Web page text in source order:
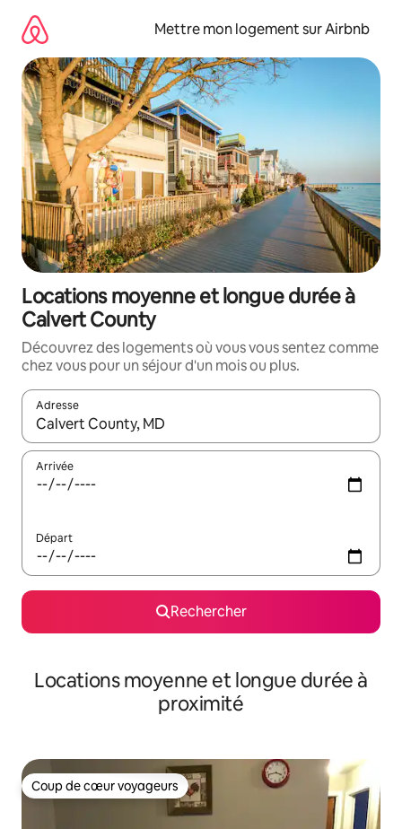
directement
contenu
Mettre mon logement sur Airbnb
Locations moyenne et longue durée à
Calvert County
Découvrez des logements où vous vous sentez comme
chez vous pour un séjour d'un mois ou plus.
Adresse
Lorsque les résultats s'affichent, utilisez les flèches vers le
Arrivée
Départ
Rechercher
Locations moyenne et longue durée à
proximité
Coup de cœur voyageurs
Coup de cœur voyageurs